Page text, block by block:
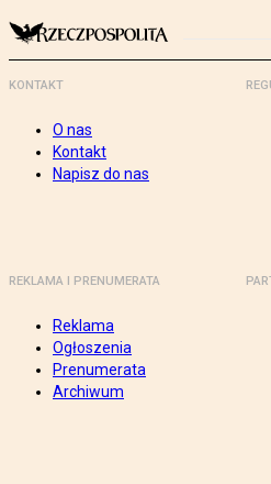
KONTAKT
O nas
Kontakt
Napisz do nas
REKLAMA I PRENUMERATA
Reklama
Ogłoszenia
Prenumerata
Archiwum